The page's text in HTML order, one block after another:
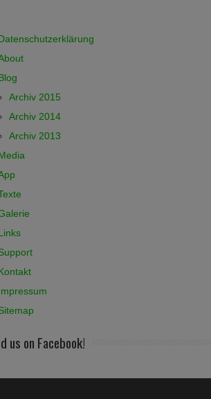
Archiv 2015
Archiv 2014
Archiv 2013
us on Facebook!